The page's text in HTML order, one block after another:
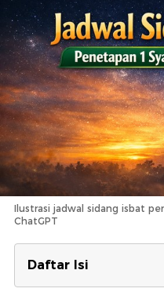
Ilustrasi jadwal sidang isbat
ChatGPT
Daftar Isi
Jadwal Sidang